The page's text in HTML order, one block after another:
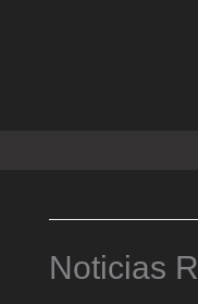
Noticias